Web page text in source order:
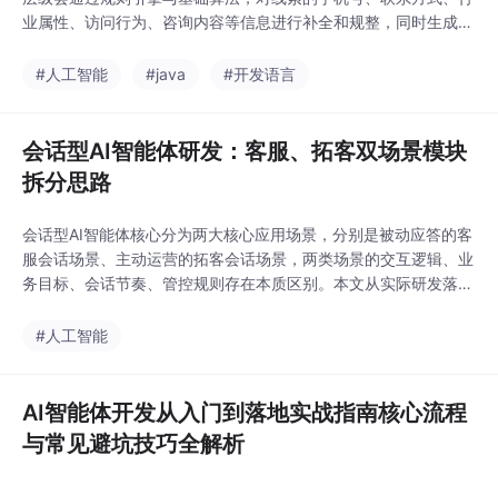
业属性、访问行为、咨询内容等信息进行补全和规整，同时生成基
等，为后续AI意向研判提供基础数据支撑，大幅提升后续智能决策
#人工智能 #java #开发语言
会话型AI智能体研发：客服、拓客双场景模块
拆分思路
会话型AI智能体核心分为两大核心应用场景，分别是被动应答的客
服会话场景、主动运营的拓客会话场景，两类场景的交互逻辑、业
务目标、会话节奏、管控规则存在本质区别。本文从实际研发落地
计思路，厘清客服、拓客场景的模块边界、逻辑差异与适配方案，
#人工智能
AI智能体开发从入门到落地实战指南核心流程
与常见避坑技巧全解析